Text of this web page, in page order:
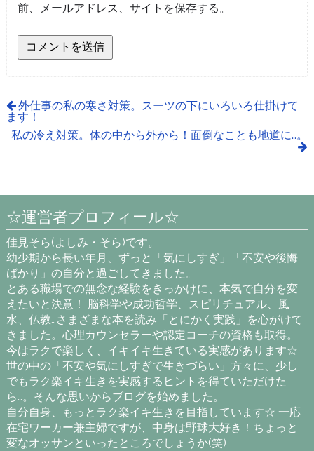
前、メールアドレス、サイトを保存する。
外仕事の私の寒さ対策。スーツの下にいろいろ仕掛けて
ます！
私の冷え対策。体の中から外から！面倒なことも地道に…。
☆運営者プロフィール☆
佳見そら(よしみ・そら)です。
幼少期から長い年月、ずっと「気にしすぎ」「不安や後悔
ばかり」の自分と過ごしてきました。
とある職場での無念な経験をきっかけに、本気で自分を変
えたいと決意！ 脳科学や成功哲学、スピリチュアル、風
水、仏教…さまざまな本を読み「とにかく実践」を心がけて
きました。心理カウンセラーや認定コーチの資格も取得。
今はラクで楽しく、イキイキ生きている実感があります☆
世の中の「不安や気にしすぎで生きづらい」方々に、少し
でもラク楽イキ生きを実感するヒントを得ていただけた
ら…。そんな思いからブログを始めました。
自分自身、もっとラク楽イキ生きを目指しています☆ 一応
在宅ワーカー兼主婦ですが、中身は野球大好き！ちょっと
変なオッサンといったところでしょうか(笑)